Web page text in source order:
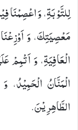
لِلتَّوْبَةِ، وَ اعْصِمْنَا
مَعْصِیَتِكَ، وَ
الْعَافِیَةِ، وَ اَتْمِمْ
الْمَنَّانُ الْحَمِیْدُ،
الطَّاهِرِیْنَ.